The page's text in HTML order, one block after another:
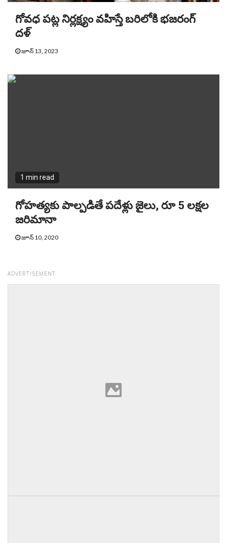
గోవధ పట్ల నిర్లక్ష్యం వహిస్తే బరిలోకి భజరంగ్
దళ్
జూన్ 13, 2023
1 min read
గోహత్యకు పాల్పడితే పదేళ్లు జైలు, రూ 5 లక్షల
జరిమానా
జూన్ 10, 2020
ADVERTISEMENT